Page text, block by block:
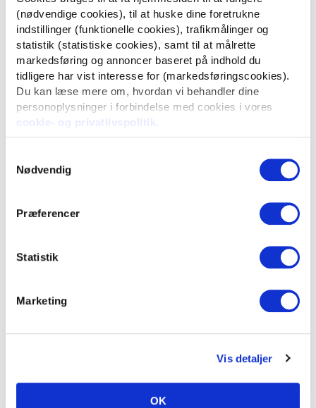
(nødvendige cookies), til at huske dine foretrukne
indstillinger (funktionelle cookies), trafikmålinger og
statistik (statistiske cookies), samt til at målrette
markedsføring og annoncer baseret på indhold du
tidligere har vist interesse for (markedsføringscookies).
Du kan læse mere om, hvordan vi behandler dine
personoplysninger i forbindelse med cookies i vores
cookie- og privatlivspolitik
Nødvendig
Præferencer
Statistik
Marketing
Vis detaljer
OK
LÆS MERE OM:Adfærdsdesign og de adfærdspsykologiske
greb
Vi kan alle blive klogere – få del i mere af vores
viden
adfærdsdesign, branding og leadgenerering. Relevans har
gennem årene oparbejdet massiv viden på disse områder.
Brug 30 minutter på at deltage i ét eller flere af vores gratis